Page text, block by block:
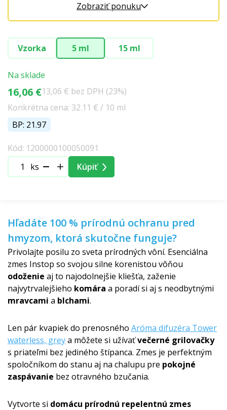
Zobraziť ponuku
Vzorka 5 ml 15 ml
Na sklade
16,06 €13,06 € bez DPH (23%)
Konkrétna cena: 32.11 € / 10 ml
BP: 21.97
Kód: 1200000100050091
ks
Kúpiť
Hľadáte 100 % prírodnú ochranu pred
hmyzom, ktorá skutočne funguje?
Privolajte posilu zo sveta prírodných vôní. Esenciálna
zmes Instop so svojou silne korenistou vôňou
odoženie aj to najodolnejšie kliešťa, zaženie
najvytrvalejšieho komára a poradí si aj s neodbytnými
mravcami a blchami.
Len pár kvapiek do prenosného Aróma difuzéra Tower
waterless, greya môžete si užívaťvečerné grilovačky
s priateľmi bez jediného štípanca. Zmes je perfektným
spoločníkom do stanu aj na chalupu pre pokojné
zaspávanie bez otravného bzučania.
Vytvorte si domácu prírodnú repelentnú zmes